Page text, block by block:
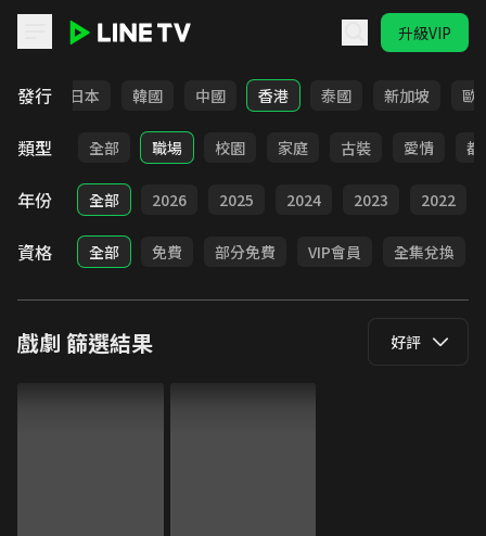
升級VIP
發行
台灣 日本 韓國 中國 香港 泰國 新加坡 歐
類型 全部 職場 校園 家庭 古裝 愛情 都
年份 全部 2026 2025 2024 2023 2022
資格 全部 免費 部分免費 VIP會員 全集兌換
戲劇 篩選結果 好評